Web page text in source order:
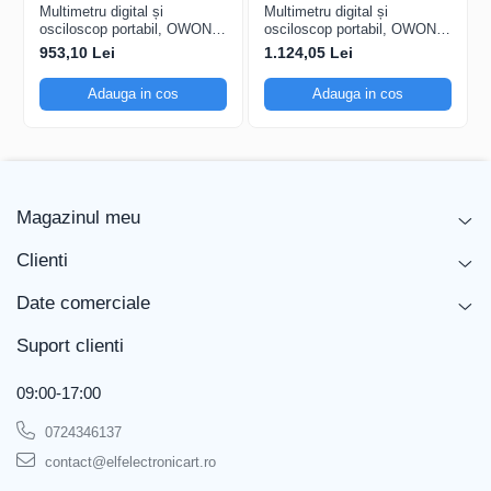
Ecran și Performanță
Rezoluție ecran 800x480
Tensiune alimentare
Tensiune maximă intrare
Dimensiuni și Design
Lungime
Lățime
Multimetru digital și
osciloscop portabil, OWON,
HDS242, 200mV-1kV,
200mA-
953,10 Lei
Adauga in cos
Multimetru digital și
osciloscop portabil, OWON,
HDS242S, 200mV-1kV,
200mA-
1.124,05 Lei
Adauga in cos
Magazinul meu
Clienti
Date comerciale
Suport clienti
09:00-17:00
0724346137
contact@elfelectronicart.ro